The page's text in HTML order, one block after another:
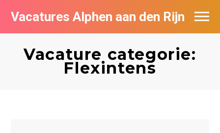
Vacatures Alphen aan den Rijn
Vacature categorie:
Flexintens
Vacatures per bedrijf in Alphen aan den
Rijn
De populairste vacatures in Alphen aan